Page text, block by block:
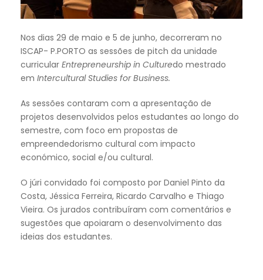
Nos dias 29 de maio e 5 de junho, decorreram no
ISCAP- P.PORTO as sessões de pitch da unidade
curricular Entrepreneurship in Culturedo mestrado
em Intercultural Studies for Business.
As sessões contaram com a apresentação de
projetos desenvolvidos pelos estudantes ao longo do
semestre, com foco em propostas de
empreendedorismo cultural com impacto
económico, social e/ou cultural.
O júri convidado foi composto por Daniel Pinto da
Costa, Jéssica Ferreira, Ricardo Carvalho e Thiago
Vieira. Os jurados contribuíram com comentários e
sugestões que apoiaram o desenvolvimento das
ideias dos estudantes.